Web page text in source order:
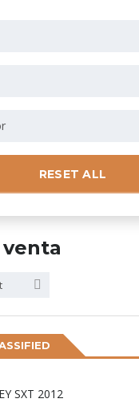
RESET ALL